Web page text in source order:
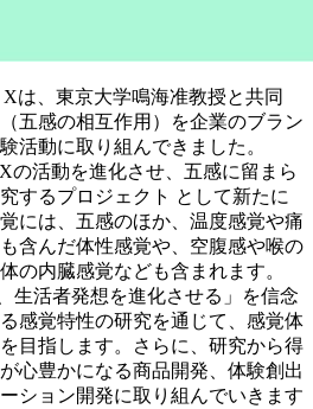
Xは、東京大学鳴海准教授と共同
五感の相互作用）を企業のブラン
活動に取り組んできました。
の活動を進化させ、五感に留まら
するプロジェクト として新たに
には、五感のほか、温度感覚や痛
含んだ体性感覚や、空腹感や喉の
の内臓感覚なども含まれます。
生活者発想を進化させる」を信念
感覚特性の研究を通じて、感覚体
目指します。さらに、研究から得
心豊かになる商品開発、体験創出
ション開発に取り組んでいきます